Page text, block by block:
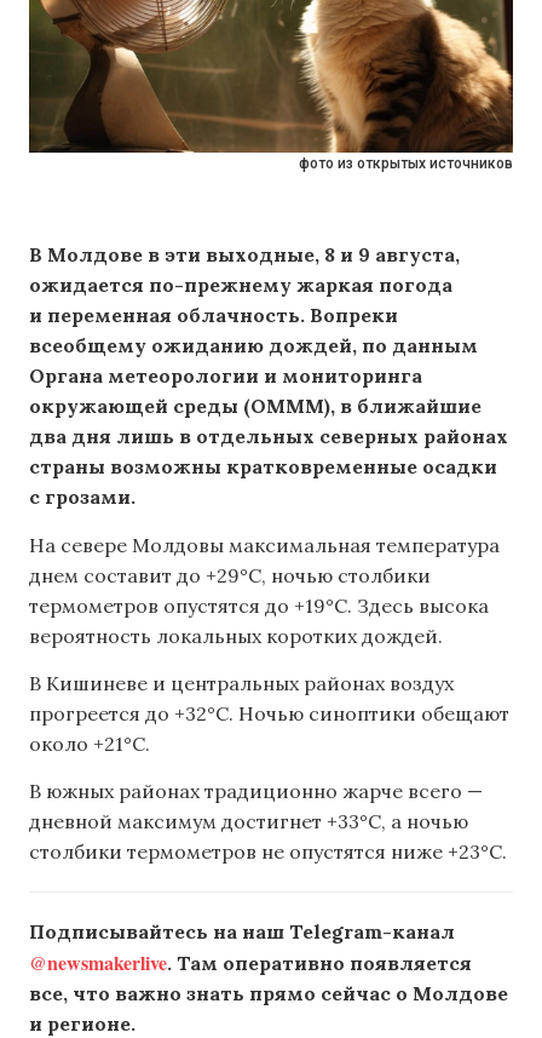
фото из открытых источников
В Молдове в эти выходные, 8 и 9 августа,
ожидается по-прежнему жаркая погода
и переменная облачность. Вопреки
всеобщему ожиданию дождей, по данным
Органа метеорологии и мониторинга
окружающей среды (OMMM), в ближайшие
два дня лишь в отдельных северных районах
страны возможны кратковременные осадки
с грозами.
На севере Молдовы максимальная температура
днем составит до +29°C, ночью столбики
термометров опустятся до +19°C. Здесь высока
вероятность локальных коротких дождей.
В Кишиневе и центральных районах воздух
прогреется до +32°C. Ночью синоптики обещают
около +21°C.
В южных районах традиционно жарче всего —
дневной максимум достигнет +33°C, а ночью
столбики термометров не опустятся ниже +23°C.
Подписывайтесь на наш Telegram-канал
@newsmakerlive. Там оперативно появляется
все, что важно знать прямо сейчас о Молдове
и регионе.